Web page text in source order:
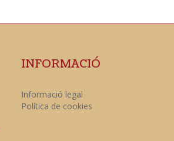
INFORMACIÓ
Informació legal
Política de cookies